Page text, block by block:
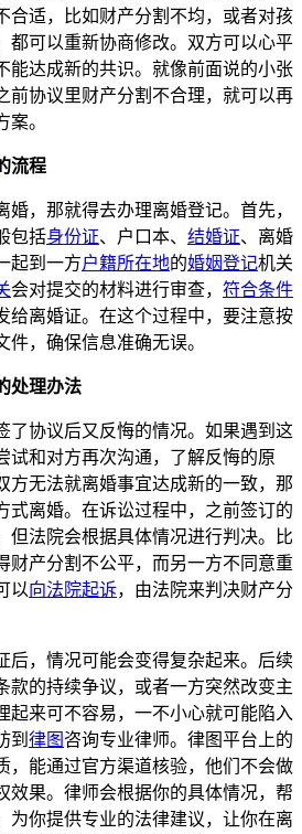
合适，比如财产分割不均，或者对孩
都可以重新协商修改。双方可以心平
能达成新的共识。就像前面说的小张
前协议里财产分割不合理，就可以再
。
流程
婚，那就得去办理离婚登记。首先，
包括身份证、户口本、 结婚证、离婚
起到一方户籍所在地的婚姻登记机关
会对提交的材料进行审查， 符合条件
给离婚证。在这个过程中，要注意按
，确保信息准确无误。
处理办法
了协议后又反悔的情况。如果遇到这
试和对方再次沟通，了解反悔的原
方无法就离婚事宜达成新的一致，那
式离婚。在诉讼过程中，之前签订的
但法院会根据具体情况进行判决。比
财产分割不公平，而另一方不同意重
以向法院起诉，由法院来判决财产分
后，情况可能会变得复杂起来。后续
款的持续争议，或者一方突然改变主
起来可不容易，一不小心就可能陷入
到 律图 咨询专业律师。律图平台上的
，能通过官方渠道核验，他们不会做
效果。律师会根据你的具体情况，帮
为你提供专业的法律建议，让你在离